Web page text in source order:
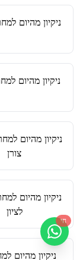
ניקיון מהיום
ניקיון מהיום
ניקיון מהיום
צורן
ניקיון מהיום
לציון
ניקיון מהיום
חי